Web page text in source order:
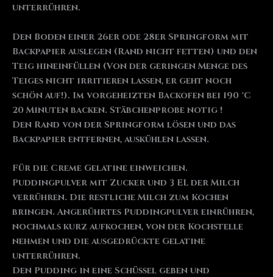
unterrühren.
Den Boden einer 26er ode 28er Springform mit
Backpapier auslegen (Rand nicht fetten) und den
Teig hineinfüllen (Von der geringen Menge des
Teiges nicht irritieren lassen, er geht noch
schön auf!). Im vorgeheizten Backofen bei 190 °C
20 Minuten backen. Stäbchenprobe notig !
Den Rand von der Springform lösen und das
Backpapier entfernen, auskühlen lassen.
Für die Creme Gelatine einweichen.
Puddingpulver mit Zucker und 3 EL der Milch
verrühren. Die restliche Milch zum Kochen
bringen. Angerührtes Puddingpulver einrühren,
nochmals kurz aufkochen, von der Kochstelle
nehmen und die ausgedrückte Gelatine
unterrühren.
Den Pudding in eine Schüssel geben und